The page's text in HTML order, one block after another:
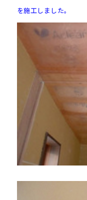
を施工しました。